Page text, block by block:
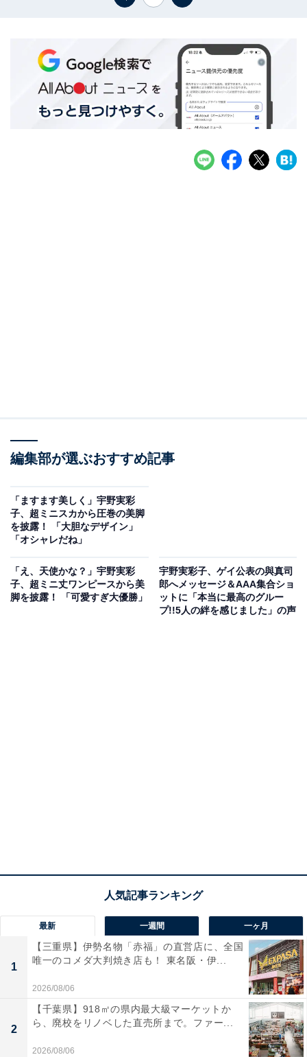
編集部が選ぶおすすめ記事
「ますます美しく」宇野実彩
子、超ミニスカから圧巻の美脚
を披露！ 「大胆なデザイン」
「オシャレだね」
「え、天使かな？」宇野実彩
子、超ミニ丈ワンピースから美
脚を披露！ 「可愛すぎ大優勝」
宇野実彩子、ゲイ公表の與真司
郎へメッセージ＆AAA集合ショ
ットに「本当に最高のグルー
プ!!5人の絆を感じました」の声
最新 一週間 一ヶ月
1
【三重県】伊勢名物「赤福」の直営店に、全国
唯一のコメダ大判焼き店も！ 東名阪・伊...
2026/08/06
2
【千葉県】918㎡の県内最大級マーケットか
ら、廃校をリノベした直売所まで。ファー...
2026/08/06